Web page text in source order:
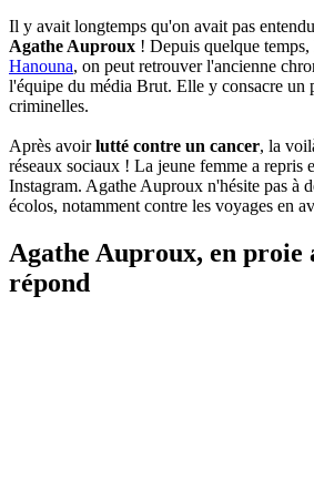
Il y avait longtemps qu'on avait pas
Agathe Auproux ! Depuis quelque
Hanouna, on peut retrouver l'ancienne
l'équipe du média Brut. Elle y consacre un
criminelles.
Après avoirlutté contre un cancer, la
réseaux sociaux ! La jeune femme a repris
Instagram. Agathe Auproux n'hésite pas à
écolos, notamment contre les voyages en
Agathe Auproux, en proie
répond